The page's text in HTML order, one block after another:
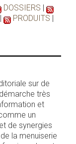
DOSSIERS
PRODUITS
sur de
très
et
un
de synergies
la menuiserie